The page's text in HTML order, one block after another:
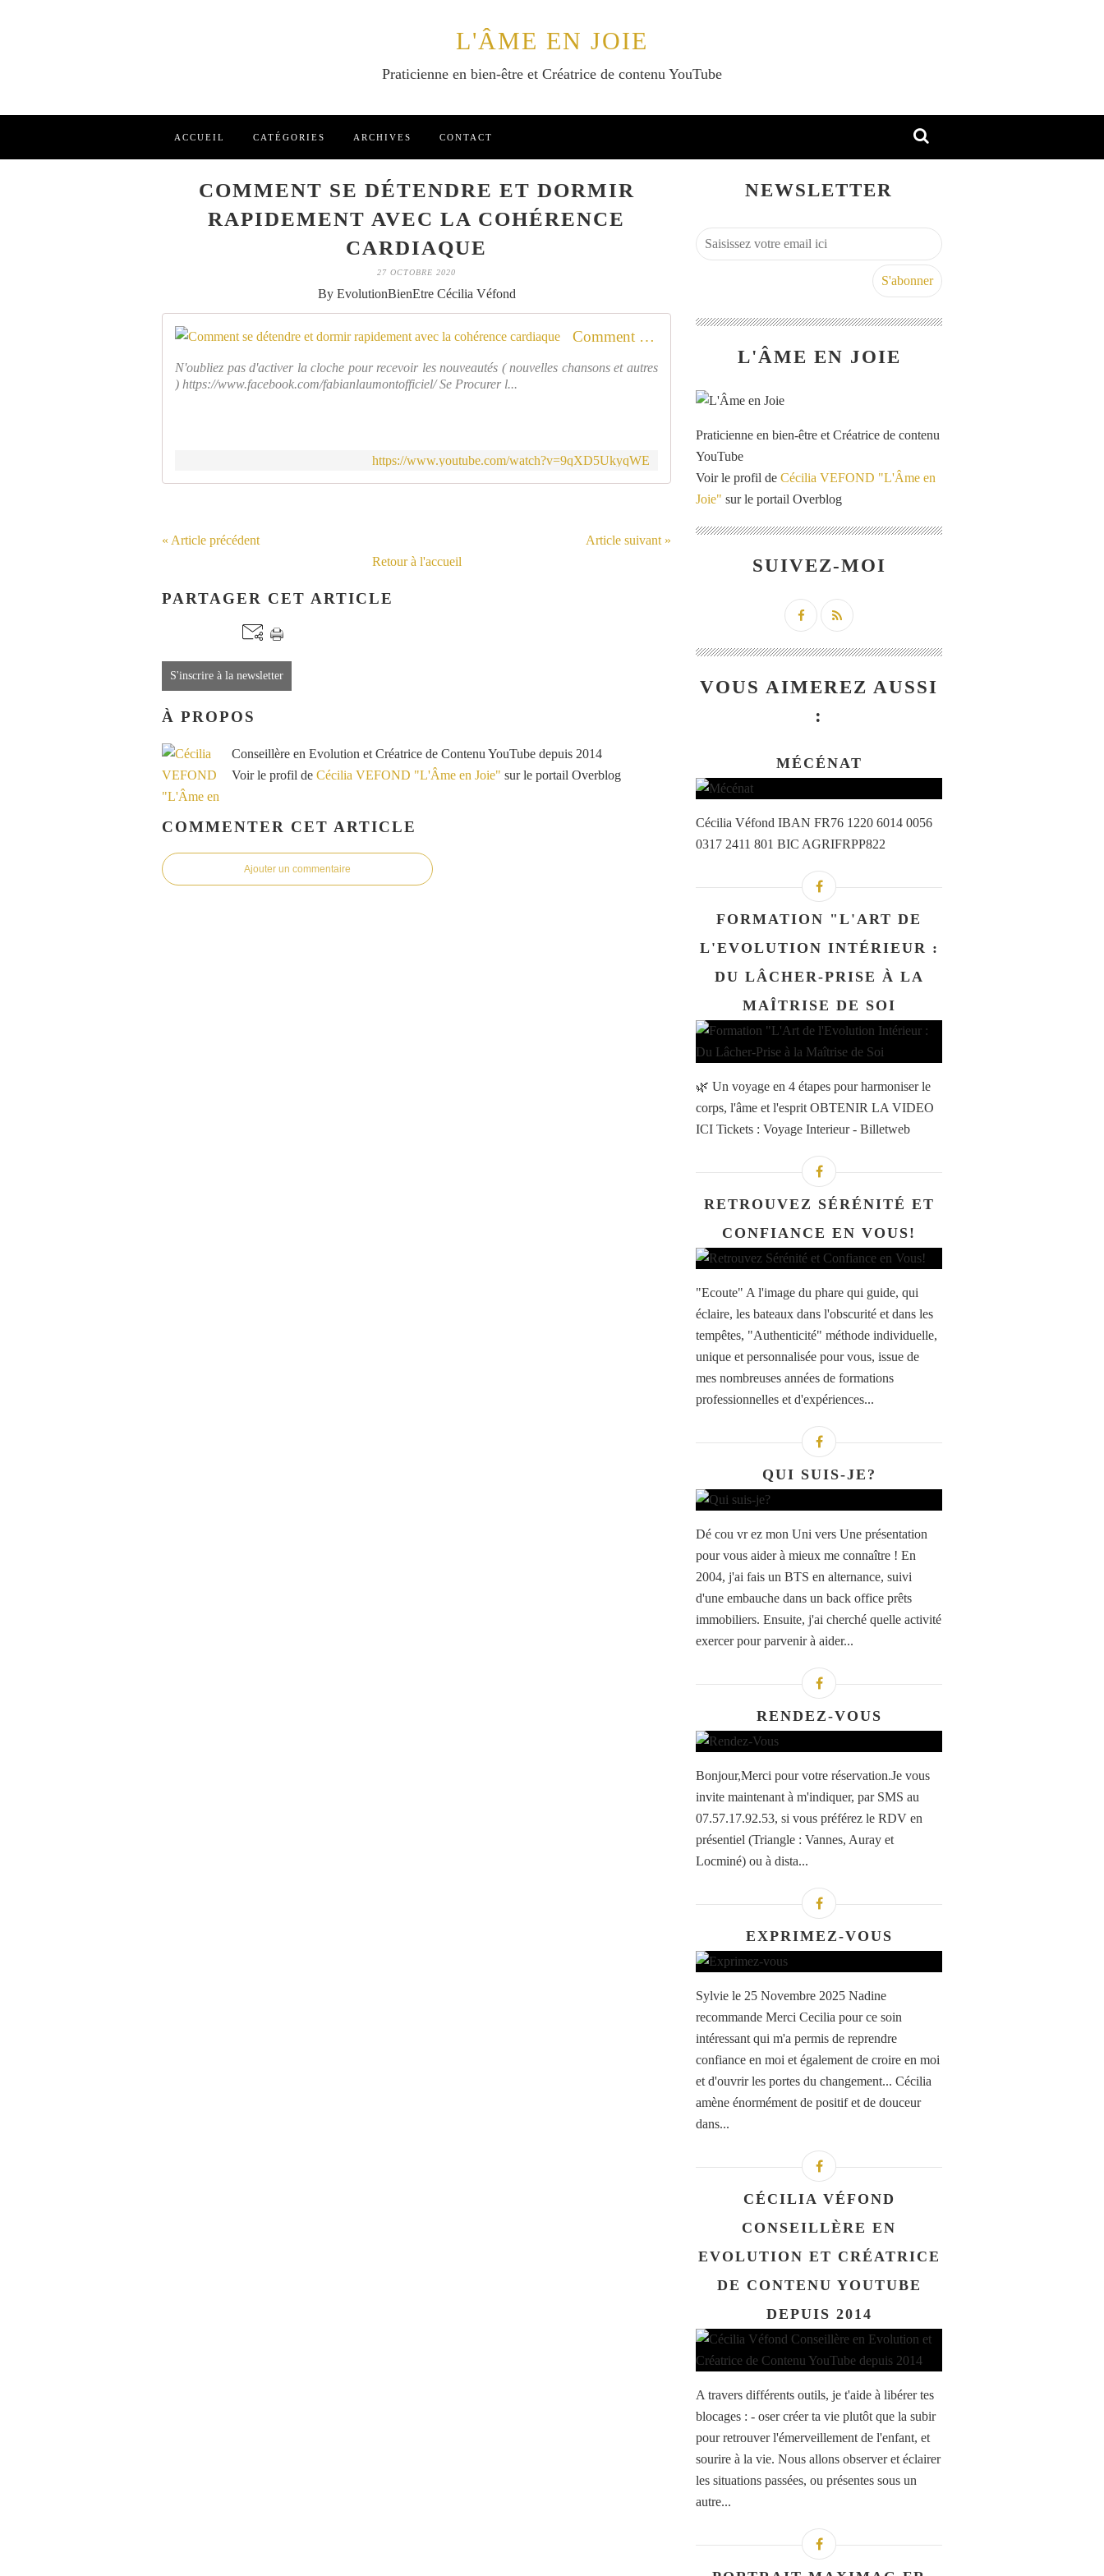
L'ÂME EN JOIE
Praticienne en bien-être et Créatrice de contenu YouTube
ACCUEIL CATÉGORIES ARCHIVES CONTACT
COMMENT SE DÉTENDRE ET DORMIR
RAPIDEMENT AVEC LA COHÉRENCE
CARDIAQUE
27 OCTOBRE 2020
By EvolutionBienEtre Cécilia Véfond
Comment se détendre et dormir rapidement avec la cohérence cardiaque
N'oubliez pas d'activer la cloche pour recevoir les nouveautés ( nouvelles chansons et autres
) https://www.facebook.com/fabianlaumontofficiel/ Se Procurer l...
https://www.youtube.com/watch?v=9qXD5UkyqWE
« Article précédent
Article suivant »
Retour à l'accueil
PARTAGER CET ARTICLE
S'inscrire à la newsletter
À PROPOS
Conseillère en Evolution et Créatrice de Contenu YouTube depuis 2014
Voir le profil de Cécilia VEFOND "L'Âme en Joie" sur le portail Overblog
COMMENTER CET ARTICLE
Ajouter un commentaire
NEWSLETTER
L'ÂME EN JOIE
Praticienne en bien-être et Créatrice de contenu
YouTube
Voir le profil de Cécilia VEFOND "L'Âme en
Joie" sur le portail Overblog
SUIVEZ-MOI
VOUS AIMEREZ AUSSI
:
MÉCÉNAT
Cécilia Véfond IBAN FR76 1220 6014 0056
0317 2411 801 BIC AGRIFRPP822
FORMATION "L'ART DE
L'EVOLUTION INTÉRIEUR :
DU LÂCHER-PRISE À LA
MAÎTRISE DE SOI
🌿 Un voyage en 4 étapes pour harmoniser le
corps, l'âme et l'esprit OBTENIR LA VIDEO
ICI Tickets : Voyage Interieur - Billetweb
RETROUVEZ SÉRÉNITÉ ET
CONFIANCE EN VOUS!
"Ecoute" A l'image du phare qui guide, qui
éclaire, les bateaux dans l'obscurité et dans les
tempêtes, "Authenticité" méthode individuelle,
unique et personnalisée pour vous, issue de
mes nombreuses années de formations
professionnelles et d'expériences...
QUI SUIS-JE?
Dé cou vr ez mon Uni vers Une présentation
pour vous aider à mieux me connaître ! En
2004, j'ai fais un BTS en alternance, suivi
d'une embauche dans un back office prêts
immobiliers. Ensuite, j'ai cherché quelle activité
exercer pour parvenir à aider...
RENDEZ-VOUS
Bonjour,Merci pour votre réservation.Je vous
invite maintenant à m'indiquer, par SMS au
07.57.17.92.53, si vous préférez le RDV en
présentiel (Triangle : Vannes, Auray et
Locminé) ou à dista...
EXPRIMEZ-VOUS
Sylvie le 25 Novembre 2025 Nadine
recommande Merci Cecilia pour ce soin
intéressant qui m'a permis de reprendre
confiance en moi et également de croire en moi
et d'ouvrir les portes du changement... Cécilia
amène énormément de positif et de douceur
dans...
CÉCILIA VÉFOND
CONSEILLÈRE EN
EVOLUTION ET CRÉATRICE
DE CONTENU YOUTUBE
DEPUIS 2014
A travers différents outils, je t'aide à libérer tes
blocages : - oser créer ta vie plutôt que la subir
pour retrouver l'émerveillement de l'enfant, et
sourire à la vie. Nous allons observer et éclairer
les situations passées, ou présentes sous un
autre...